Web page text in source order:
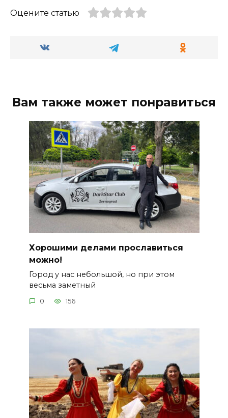
Оцените статью
Вам также может понравиться
Хорошими делами прославиться
можно!
Город у нас небольшой, но при этом
весьма заметный
0 156